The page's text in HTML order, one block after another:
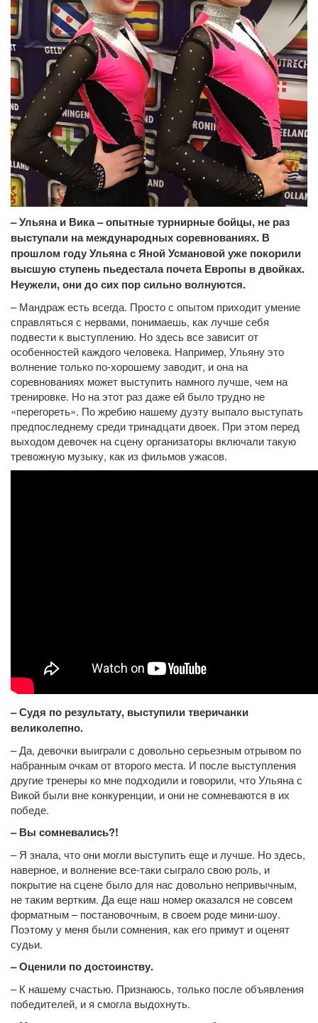
– Ульяна и Вика – опытные турнирные бойцы, не раз
выступали на международных соревнованиях. В
прошлом году Ульяна с Яной Усмановой уже покорили
высшую ступень пьедестала почета Европы в двойках.
Неужели, они до сих пор сильно волнуются.
– Мандраж есть всегда. Просто с опытом приходит умение
справляться с нервами, понимаешь, как лучше себя
подвести к выступлению. Но здесь все зависит от
особенностей каждого человека. Например, Ульяну это
волнение только по-хорошему заводит, и она на
соревнованиях может выступить намного лучше, чем на
тренировке. Но на этот раз даже ей было трудно не
«перегореть». По жребию нашему дуэту выпало выступать
предпоследнему среди тринадцати двоек. При этом перед
выходом девочек на сцену организаторы включали такую
тревожную музыку, как из фильмов ужасов.
– Судя по результату, выступили тверичанки
великолепно.
– Да, девочки выиграли с довольно серьезным отрывом по
набранным очкам от второго места. И после выступления
другие тренеры ко мне подходили и говорили, что Ульяна с
Викой были вне конкуренции, и они не сомневаются в их
победе.
– Вы сомневались?!
– Я знала, что они могли выступить еще и лучше. Но здесь,
наверное, и волнение все-таки сыграло свою роль, и
покрытие на сцене было для нас довольно непривычным,
не таким вертким. Да еще наш номер оказался не совсем
форматным – постановочным, в своем роде мини-шоу.
Поэтому у меня были сомнения, как его примут и оценят
судьи.
– Оценили по достоинству.
– К нашему счастью. Признаюсь, только после объявления
победителей, и я смогла выдохнуть.